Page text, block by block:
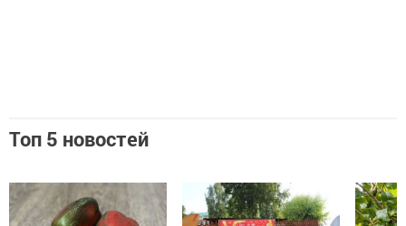
Топ 5 новостей